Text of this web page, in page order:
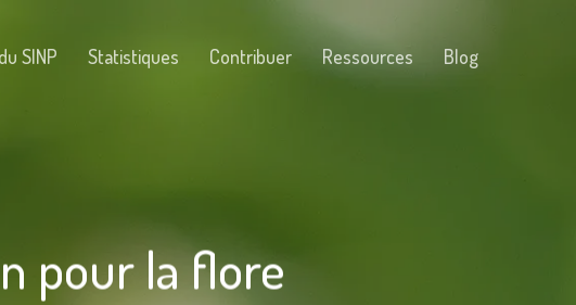
SINP Statistiques Contribuer Ressources Blog
pour la flore